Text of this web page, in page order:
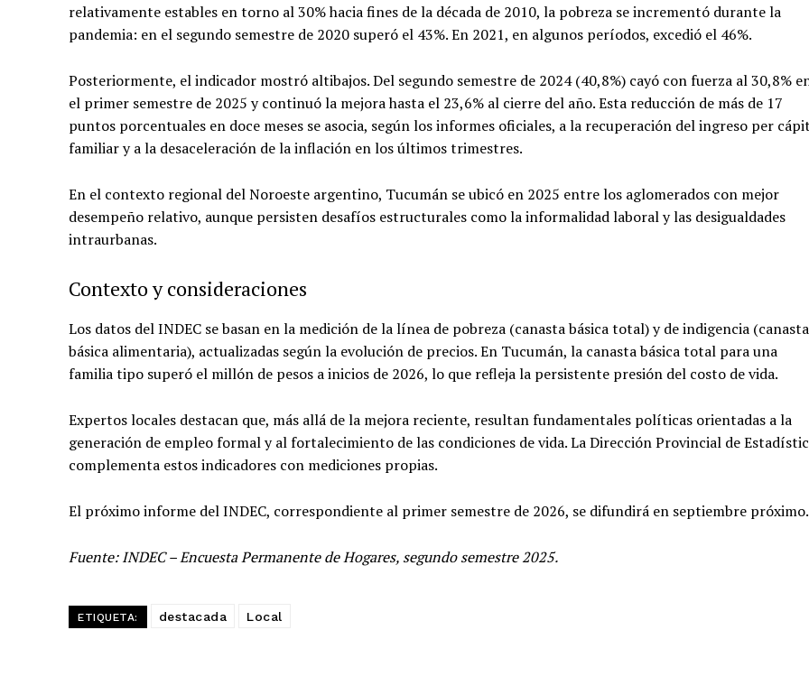
relativamente estables en torno al 30% hacia fines de la década de 2010, la pobreza se incrementó durante la
pandemia: en el segundo semestre de 2020 superó el 43%. En 2021, en algunos períodos, excedió el 46%.
Posteriormente, el indicador mostró altibajos. Del segundo semestre de 2024 (40,8%) cayó con fuerza al 30,8%
el primer semestre de 2025 y continuó la mejora hasta el 23,6% al cierre del año. Esta reducción de más de 17
puntos porcentuales en doce meses se asocia, según los informes oficiales, a la recuperación del ingreso per
familiar y a la desaceleración de la inflación en los últimos trimestres.
En el contexto regional del Noroeste argentino, Tucumán se ubicó en 2025 entre los aglomerados con mejor
desempeño relativo, aunque persisten desafíos estructurales como la informalidad laboral y las desigualdades
intraurbanas.
Contexto y consideraciones
Los datos del INDEC se basan en la medición de la línea de pobreza (canasta básica total) y de indigencia (canasta
básica alimentaria), actualizadas según la evolución de precios. En Tucumán, la canasta básica total para una
familia tipo superó el millón de pesos a inicios de 2026, lo que refleja la persistente presión del costo de vida.
Expertos locales destacan que, más allá de la mejora reciente, resultan fundamentales políticas orientadas a la
generación de empleo formal y al fortalecimiento de las condiciones de vida. La Dirección Provincial de
complementa estos indicadores con mediciones propias.
El próximo informe del INDEC, correspondiente al primer semestre de 2026, se difundirá en septiembre próximo.
Fuente: INDEC – Encuesta Permanente de Hogares, segundo semestre 2025.
ETIQUETA: destacada Local